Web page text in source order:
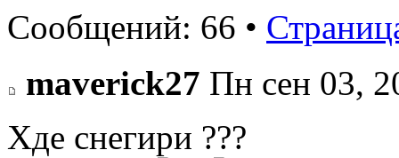
Сообщений: 66 •
maverick27 Пн сен 03,
Хде снегири ???